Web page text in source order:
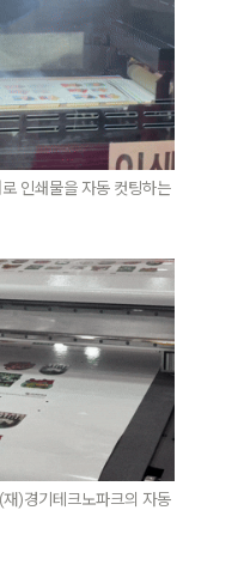
인쇄물을 자동 컷팅하는
)경기테크노파크의 자동